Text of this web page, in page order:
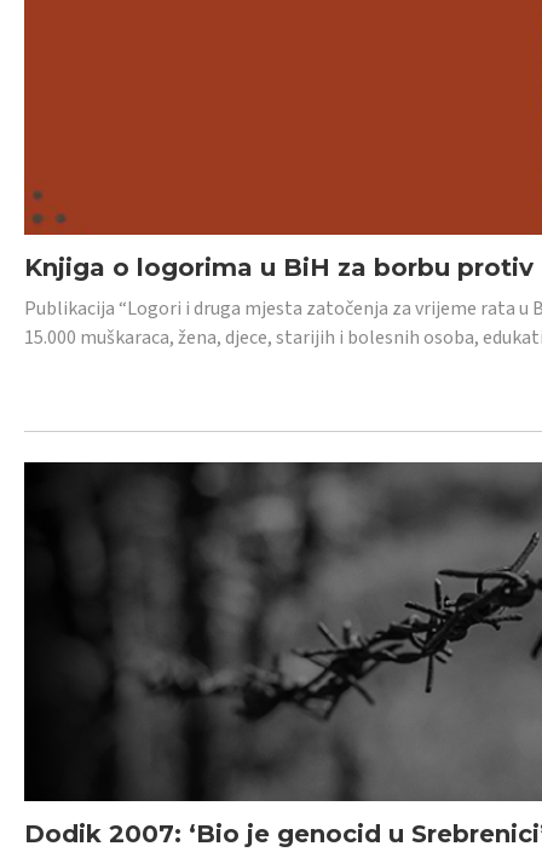
Knjiga o logorima u BiH za borbu
Publikacija “Logori i druga mjesta zatočenja za vrijeme rata u
15.000 muškaraca, žena, djece, starijih i bolesnih osoba,
Dodik 2007: ‘Bio je genocid u